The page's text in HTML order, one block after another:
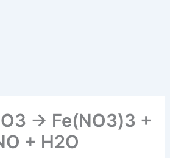
→ Fe(NO3)3 +
+ H2O